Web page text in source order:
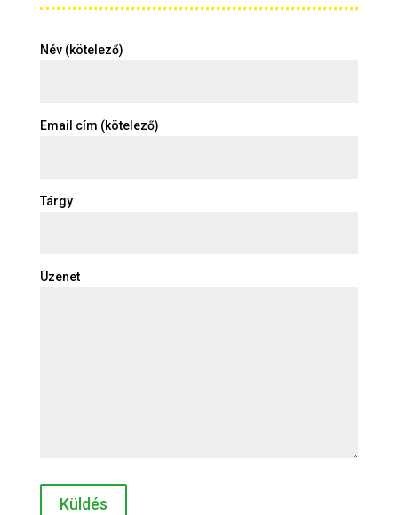
Név (kötelező)
Email cím (kötelező)
Tárgy
Üzenet